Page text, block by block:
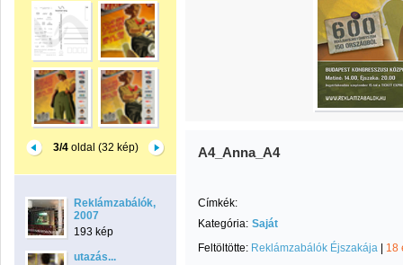
3/4oldal (32 kép)
Reklámzabálók,
2007
193 kép
utazás...
A4_Anna_A4
Címkék:
Kategória: Saját
Feltöltötte: Reklámzabálók Éjszakája
18